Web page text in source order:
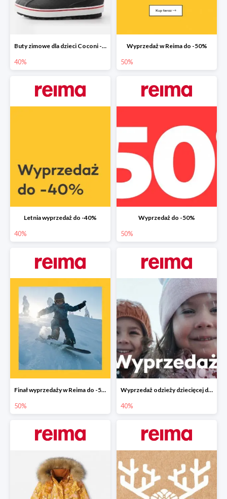
Buty zimowe dla dzieci Coconi -40%
40%
Wyprzedaż w Reima do -50%
50%
Letnia wyprzedaż do -40%
40%
Wyprzedaż do -50%
50%
Finał wyprzedaży w Reima do -50%
50%
Wyprzedaż odzieży dziecięcej do -40%
40%